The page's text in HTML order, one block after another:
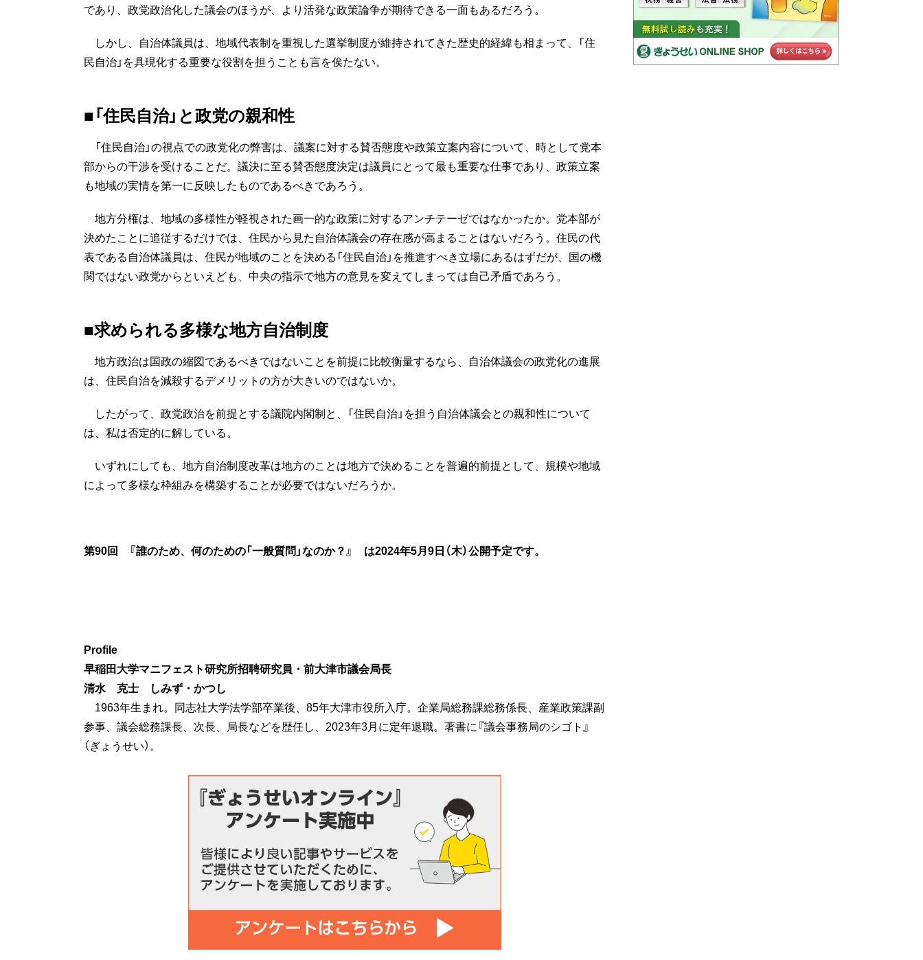
であり、政党政治化した議会のほうが、より活発な政策論争が期待できる一面もあるだろう。
しかし、自治体議員は、地域代表制を重視した選挙制度が維持されてきた歴史的経緯も相まって、「住
民自治」を具現化する重要な役割を担うことも言を俟たない。
■「住民自治」と政党の親和性
「住民自治」の視点での政党化の弊害は、議案に対する賛否態度や政策立案内容について、時として党本
部からの干渉を受けることだ。議決に至る賛否態度決定は議員にとって最も重要な仕事であり、政策立案
も地域の実情を第一に反映したものであるべきであろう。
地方分権は、地域の多様性が軽視された画一的な政策に対するアンチテーゼではなかったか。党本部が
決めたことに追従するだけでは、住民から見た自治体議会の存在感が高まることはないだろう。住民の代
表である自治体議員は、住民が地域のことを決める「住民自治」を推進すべき立場にあるはずだが、国の機
関ではない政党からといえども、中央の指示で地方の意見を変えてしまっては自己矛盾であろう。
■求められる多様な地方自治制度
地方政治は国政の縮図であるべきではないことを前提に比較衡量するなら、自治体議会の政党化の進展
は、住民自治を減殺するデメリットの方が大きいのではないか。
したがって、政党政治を前提とする議院内閣制と、「住民自治」を担う自治体議会との親和性について
は、私は否定的に解している。
いずれにしても、地方自治制度改革は地方のことは地方で決めることを普遍的前提として、規模や地域
によって多様な枠組みを構築することが必要ではないだろうか。
第90回 『誰のため、何のための「一般質問」なのか？』 は2024年5月9日（木）公開予定です。
Profile
早稲田大学マニフェスト研究所招聘研究員・前大津市議会局長
清水 克士 しみず・かつし
1963年生まれ。同志社大学法学部卒業後、85年大津市役所入庁。企業局総務課総務係長、産業政策課副
参事、議会総務課長、次長、局長などを歴任し、 2023年3月に定年退職。著書に『議会事務局のシゴト』
（ぎょうせい）。